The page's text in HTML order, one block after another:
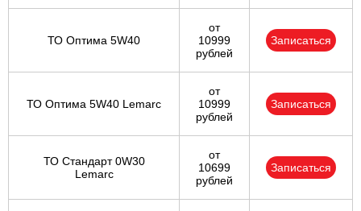
ТО Оптима 5W40
от
10999
рублей
Записаться
ТО Оптима 5W40 Lemarc
от
10999
рублей
Записаться
ТО Стандарт 0W30
Lemarc
от
10699
рублей
Записаться